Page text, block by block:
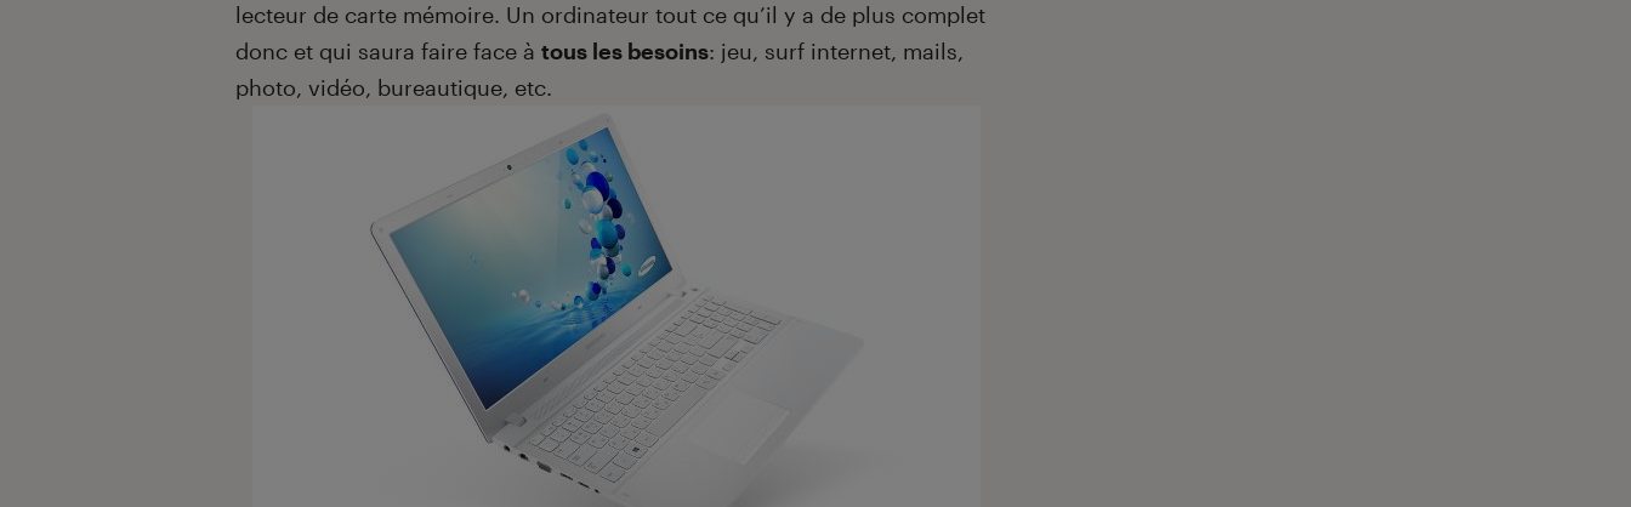
lecteur de carte mémoire. Un ordinateur tout ce qu’il y a de plus complet
donc et qui saura faire face à tous les besoins: jeu, surf internet, mails,
photo, vidéo, bureautique, etc.